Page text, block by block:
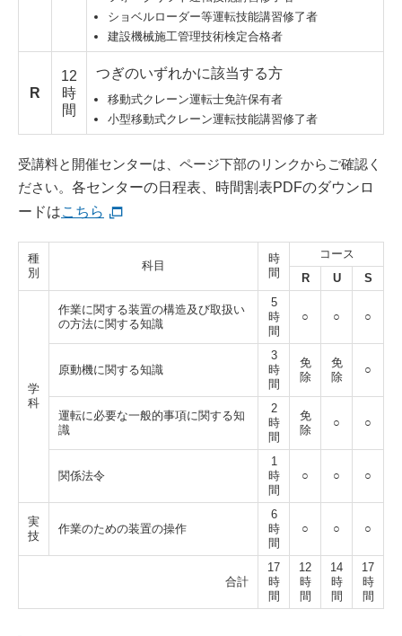
ショベルローダー等運転技能講習修了者
建設機械施工管理技術検定合格者
R
12
時
間
つぎのいずれかに該当する方
移動式クレーン運転士免許保有者
小型移動式クレーン運転技能講習修了者
受講料と開催センターは、ページ下部のリンクからご確認く
ださい。 各センターの日程表、時間割表PDFのダウンロ
ードはこちら
種
別
科目
時
間
コース
R
U S
学
科
作業に関する装置の構造及び取扱い
の方法に関する知識
5
時
間
○ ○ ○
原動機に関する知識
3
時
間
免
除
免
除
○
運転に必要な一般的事項に関する知
識
2
時
間
免
除
○ ○
関係法令
1
時
間
○ ○ ○
実
技
作業のための装置の操作
6
時
間
○ ○ ○
合計
17
時
間
12
時
間
14
時
間
17
時
間